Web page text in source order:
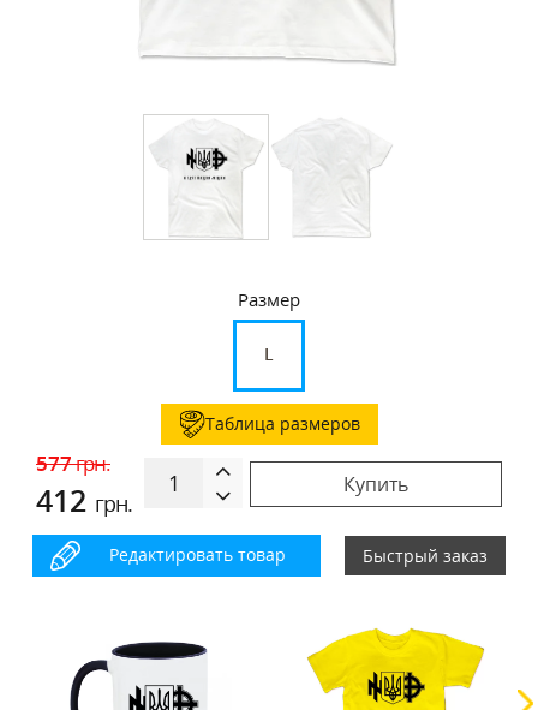
Размер
L
Таблица размеров
577грн.
412 грн.
Купить
Редактировать товар Быстрый заказ